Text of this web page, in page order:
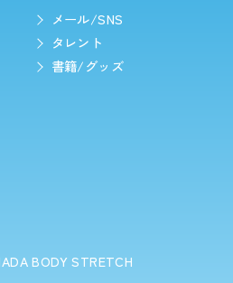
メール/SNS
タレント
書籍/グッズ
BODY STRETCH